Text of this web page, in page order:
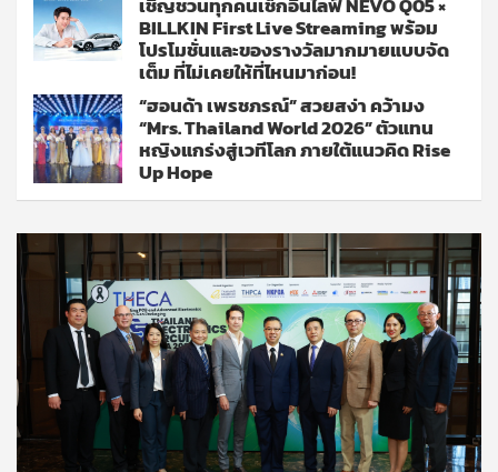
BILLKIN First Live Streaming พร้อม
โปรโมชั่นและของรางวัลมากมายแบบจัด
เต็ม ที่ไม่เคยให้ที่ไหนมาก่อน!
“ฮอนด้า เพรชภรณ์” สวยสง่า คว้ามง
“Mrs. Thailand World 2026” ตัวแทน
หญิงแกร่งสู่เวทีโลก ภายใต้แนวคิด Rise
Up Hope